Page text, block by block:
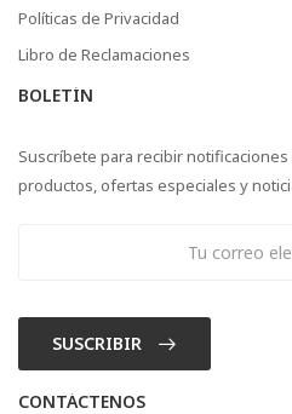
Políticas de Privacidad
Libro de Reclamaciones
BOLETÍN
Suscríbete para recibir
productos, ofertas especiales y
SUSCRIBIR
CONTÁCTENOS